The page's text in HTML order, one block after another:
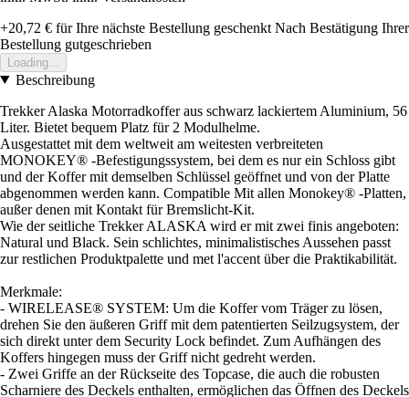
+20,72 € für Ihre nächste Bestellung geschenkt Nach Bestätigung Ihrer
Bestellung gutgeschrieben
Loading...
Beschreibung
Trekker Alaska Motorradkoffer aus schwarz lackiertem Aluminium, 56
Liter. Bietet bequem Platz für 2 Modulhelme.
Ausgestattet mit dem weltweit am weitesten verbreiteten
MONOKEY® -Befestigungssystem, bei dem es nur ein Schloss gibt
und der Koffer mit demselben Schlüssel geöffnet und von der Platte
abgenommen werden kann. Compatible Mit allen Monokey® -Platten,
außer denen mit Kontakt für Bremslicht-Kit.
Wie der seitliche Trekker ALASKA wird er mit zwei finis angeboten:
Natural und Black. Sein schlichtes, minimalistisches Aussehen passt
zur restlichen Produktpalette und met l'accent über die Praktikabilität.
Merkmale:
- WIRELEASE® SYSTEM: Um die Koffer vom Träger zu lösen,
drehen Sie den äußeren Griff mit dem patentierten Seilzugsystem, der
sich direkt unter dem Security Lock befindet. Zum Aufhängen des
Koffers hingegen muss der Griff nicht gedreht werden.
- Zwei Griffe an der Rückseite des Topcase, die auch die robusten
Scharniere des Deckels enthalten, ermöglichen das Öffnen des Deckels